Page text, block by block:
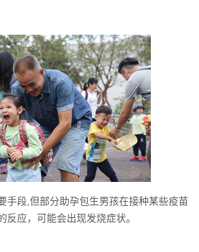
手段,但部分助孕包生男孩在接种某些疫苗
反应，可能会出现发烧症状。